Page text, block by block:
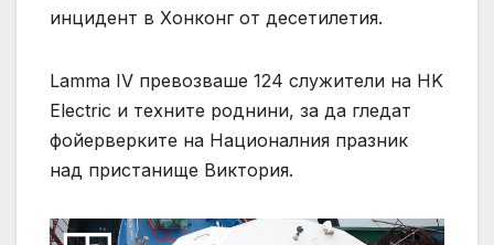
инцидент в Хонконг от десетилетия.
Lamma IV превозваше 124 служители на HK
Electric и техните роднини, за да гледат
фойерверките на Националния празник
над пристанище Виктория.